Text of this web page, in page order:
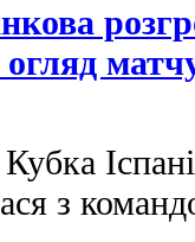
огляд
з